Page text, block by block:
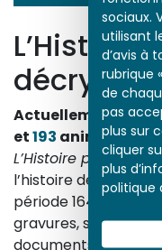
sociaux.
utilisant
d’avis à
rubrique
de
pas
plus sur
cliquer
plus
politique
L’Histoire
décrypte
Actuellement en
et193 animations.
L’Histoire par
l’histoire de France
période 1643-1945.
gravures,
documents